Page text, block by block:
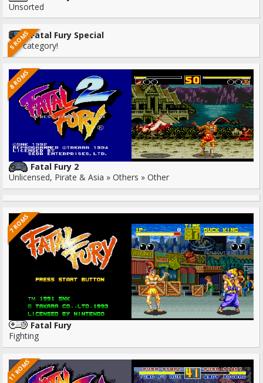
Unsorted
5 ROMSFatal Fury Special
No category!
8 ROMS
Fatal Fury 2
Unlicensed, Pirate & Asia » Others » Other
7 ROMS
Fatal Fury
Fighting
11 ROMS